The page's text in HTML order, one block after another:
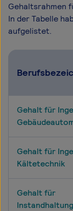
Gehaltsrahmen
In der Tabelle
aufgelistet.
Gehalt für
Gehalt für
Kältetechnik
Gehalt für